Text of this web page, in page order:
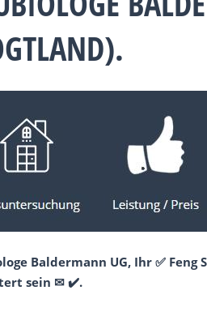
Baldermann UG, Ihr ✅
sein ✉ ✔️.